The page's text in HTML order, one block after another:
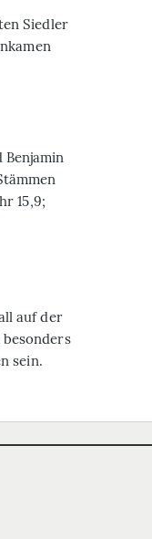
Siedler
Benjamin
15,9;
auf der
sein.